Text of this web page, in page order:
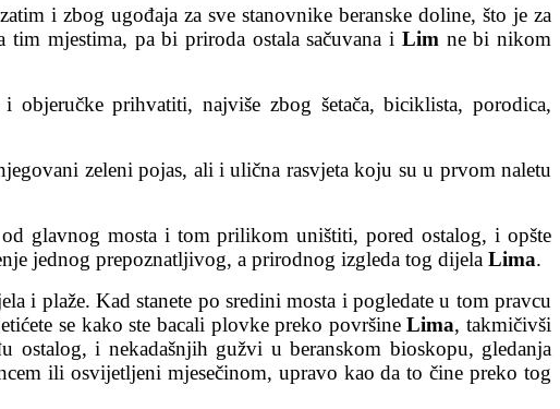
i zbog ugođaja za sve stanovnike beranske doline, što je za
mjestima, pa bi priroda ostala sačuvana i Lim ne bi nikom
prihvatiti, najviše zbog šetača, biciklista, porodica,
zeleni pojas, ali i ulična rasvjeta koju su u prvom naletu
glavnog mosta i tom prilikom uništiti, pored ostalog, i opšte
jednog prepoznatljivog, a prirodnog izgleda tog dijela Lima.
i plaže. Kad stanete po sredini mosta i pogledate u tom pravcu
se kako ste bacali plovke preko površineLima, takmičivši
ostalog, i nekadašnjih gužvi u beranskom bioskopu, gledanja
ili osvijetljeni mjesečinom, upravo kao da to čine preko tog